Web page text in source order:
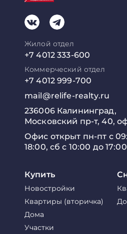
Жилой отдел
+7 4012 333-600
Коммерческий отдел
+7 4012 999-700
mail@relife-realty.ru
236006 Калининград,
Московский пр-т, 40,
Офис открыт пн-пт с
18:00, сб с 10:00 до 17:00
Купить
Новостройки
Квартиры (вторичка)
Дома
Участки